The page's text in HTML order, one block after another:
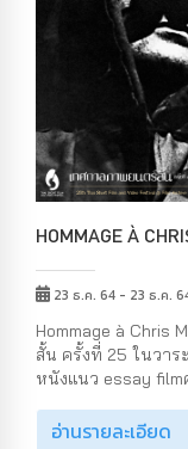
HOMMAGE À
23 ธ.ค. 64 - 23 ธ.ค.
Hommage à Chris
สั้น ครั้งที่ 25 ในวาร
หนังแนว essay film
อ่านรายละเอียด